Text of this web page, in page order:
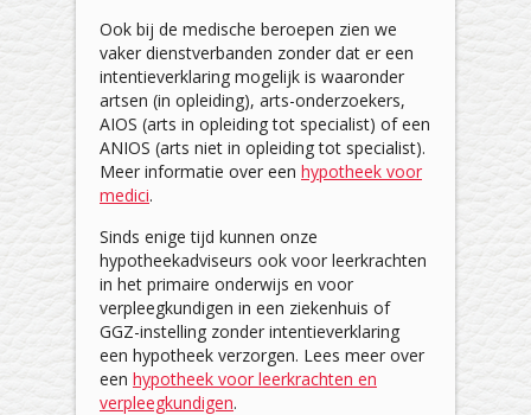
Ook bij de medische beroepen zien we
vaker dienstverbanden zonder dat er een
intentieverklaring mogelijk is waaronder
artsen (in opleiding), arts-onderzoekers,
AIOS (arts in opleiding tot specialist) of een
ANIOS (arts niet in opleiding tot specialist).
Meer informatie over een hypotheek voor
medici.
Sinds enige tijd kunnen onze
hypotheekadviseurs ook voor leerkrachten
in het primaire onderwijs en voor
verpleegkundigen in een ziekenhuis of
GGZ-instelling zonder intentieverklaring
een hypotheek verzorgen. Lees meer over
een hypotheek voor leerkrachten en
verpleegkundigen.